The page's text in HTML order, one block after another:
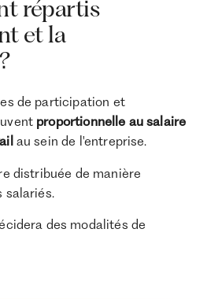
répartis
et la
de participation et
proportionnelle au salaire
au sein de l'entreprise.
distribuée de manière
salariés.
des modalités de